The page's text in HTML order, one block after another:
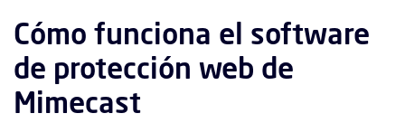
Cómo funciona el software
de protección web de
Mimecast